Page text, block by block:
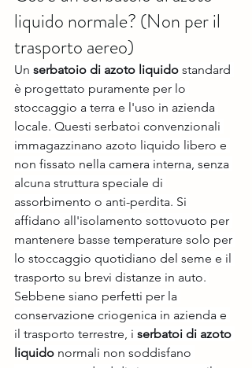
liquido normale? (Non per il
trasporto aereo)
Un serbatoio di azoto liquido standard
è progettato puramente per lo
stoccaggio a terra e l'uso in azienda
locale. Questi serbatoi convenzionali
immagazzinano azoto liquido libero e
non fissato nella camera interna, senza
alcuna struttura speciale di
assorbimento o anti-perdita. Si
affidano all'isolamento sottovuoto per
mantenere basse temperature solo per
lo stoccaggio quotidiano del seme e il
trasporto su brevi distanze in auto.
Sebbene siano perfetti per la
conservazione criogenica in azienda e
il trasporto terrestre, i serbatoi di azoto
liquido normali non soddisfano